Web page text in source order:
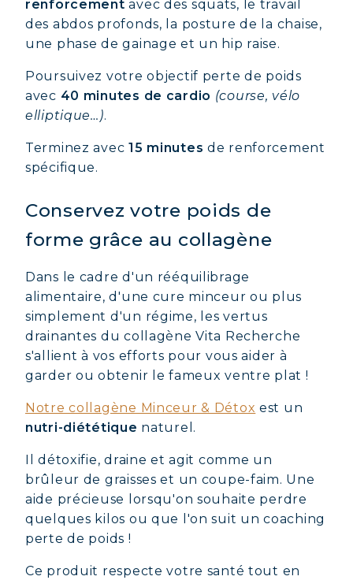
renforcement avec des squats, le travail
des abdos profonds, la posture de la chaise,
une phase de gainage et un hip raise.
Poursuivez votre objectif perte de poids
avec 40 minutes de cardio (course, vélo
elliptique…).
Terminez avec15 minutes de renforcement
spécifique.
Conservez votre poids de
forme grâce au collagène
Dans le cadre d'un rééquilibrage
alimentaire, d'une cure minceur ou plus
simplement d'un régime, les vertus
drainantes du collagène Vita Recherche
s'allient à vos efforts pour vous aider à
garder ou obtenir le fameux ventre plat !
Notre collagène Minceur & Détox est un
nutri-diététique naturel.
Il détoxifie, draine et agit comme un
brûleur de graisses et un coupe-faim. Une
aide précieuse lorsqu'on souhaite perdre
quelques kilos ou que l'on suit un coaching
perte de poids !
Ce produit respecte votre santé tout en